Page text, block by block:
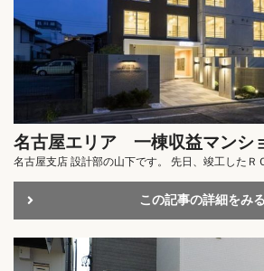
名古屋エリア 一棟収益マンシ
名古屋支店 設計部の山下です。 先日、竣工した
この記事の詳細をみる